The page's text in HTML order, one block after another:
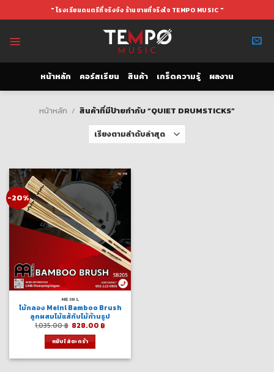
to
" โรงเรียนดนตรีที่จริงจัง ร้านขายที่จริงใจ TEMPO MUSIC "
หน้าหลัก คอร์สเรียน สินค้า เกร็ดความรู้ ผลงาน
หน้าหลัก / สินค้าที่มีป้ายกำกับ “QUIET DRUMSTICKS”
-20%
MEINL
ไม้กลอง Meinl Bamboo Brush
ลูกผสมไม้แส้กับไม้ก้านธูป
1,035.00฿ Original
was:
1,035.00 ฿.
828.00 ฿
หยิบใส่ตะกร้า